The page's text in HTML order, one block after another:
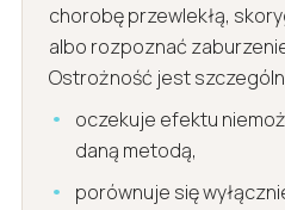
chorobę przewlekłą,
albo rozpoznać
Ostrożność jest
oczekuje efektu
daną metodą,
porównuje się